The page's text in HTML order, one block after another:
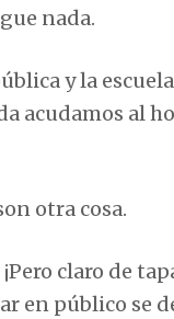
nada.
y la
acudamos al
otra cosa.
claro de
en público se